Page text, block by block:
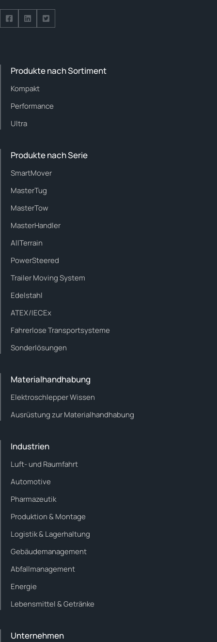
Follow us on Facebook
Follow us on Facebook
Follow us on Facebook
Produkte nach Sortiment
Kompakt
Performance
Ultra
Produkte nach Serie
SmartMover
MasterTug
MasterTow
MasterHandler
AllTerrain
PowerSteered
Trailer Moving System
Edelstahl
ATEX/IECEx
Fahrerlose Transportsysteme
Sonderlösungen
Materialhandhabung
Elektroschlepper Wissen
Ausrüstung zur Materialhandhabung
Industrien
Luft- und Raumfahrt
Automotive
Pharmazeutik
Produktion & Montage
Logistik & Lagerhaltung
Gebäudemanagement
Abfallmanagement
Energie
Lebensmittel & Getränke
Unternehmen